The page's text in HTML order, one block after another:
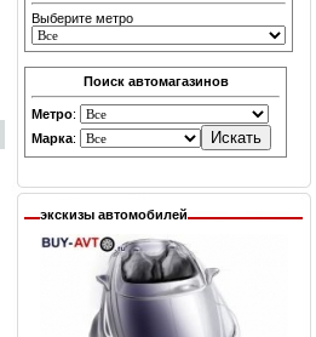
Выберите метро
Поиск автомагазинов
Метро:
Марка:
экскизы автомобилей